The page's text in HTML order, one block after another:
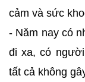
cảm và sức
- Năm nay có
đi xa, có
tất cả không